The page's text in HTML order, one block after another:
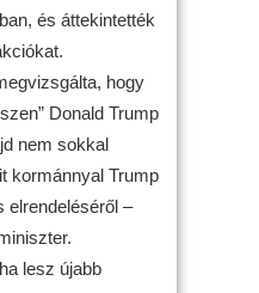
és áttekintették
hogy
Donald Trump
nem sokkal
kormánnyal Trump
elrendeléséről –
lesz újabb